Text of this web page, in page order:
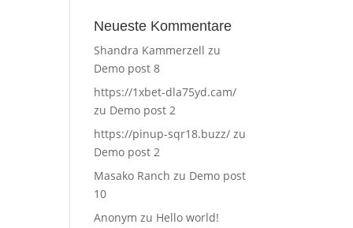
Neueste Kommentare
Shandra Kammerzell zu
Demo post 8
https://1xbet-dla75yd.cam/
zu Demo post 2
https://pinup-sqr18.buzz/ zu
Demo post 2
Masako Ranch zu Demo post
10
Anonym zu Hello world!